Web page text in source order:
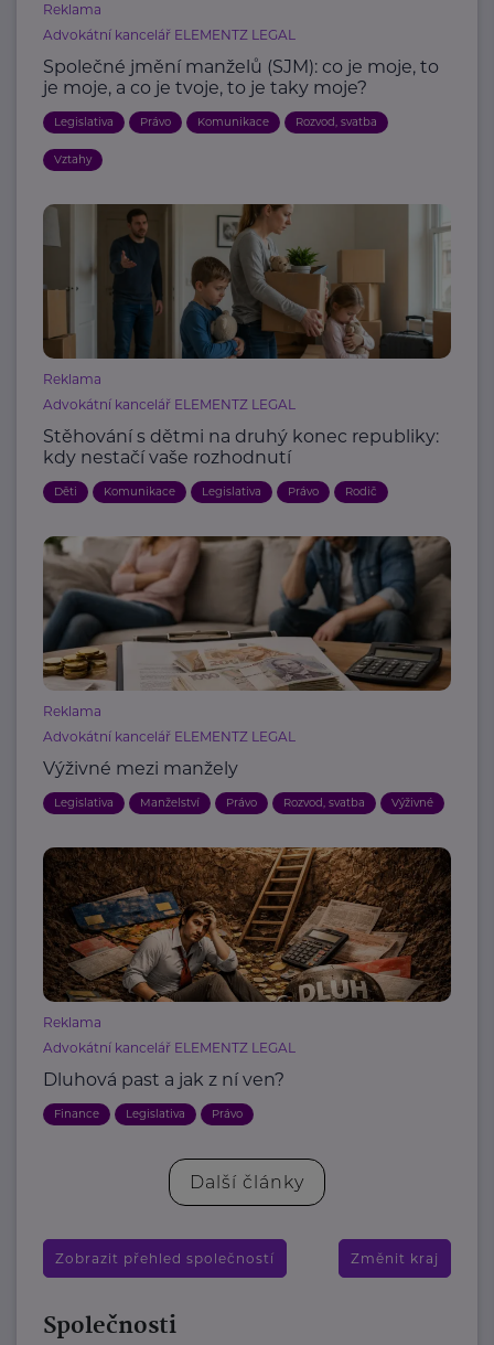
Reklama
Advokátní kancelář ELEMENTZ LEGAL
Společné jmění manželů (SJM): co je moje, to
je moje, a co je tvoje, to je taky moje?
Legislativa Právo Komunikace Rozvod, svatba
Vztahy
Reklama
Advokátní kancelář ELEMENTZ LEGAL
Stěhování s dětmi na druhý konec republiky:
kdy nestačí vaše rozhodnutí
Děti Komunikace Legislativa Právo Rodič
Reklama
Advokátní kancelář ELEMENTZ LEGAL
Výživné mezi manžely
Legislativa Manželství Právo Rozvod, svatba Výživné
Reklama
Advokátní kancelář ELEMENTZ LEGAL
Dluhová past a jak z ní ven?
Finance Legislativa Právo
Další články
Zobrazit přehled společností Změnit kraj
Společnosti